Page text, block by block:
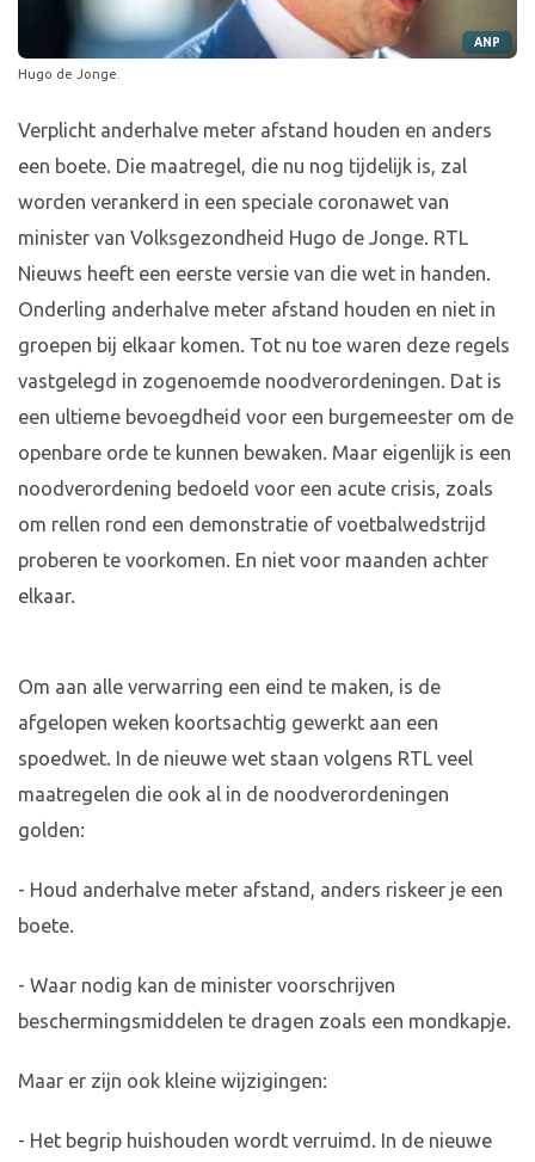
ANP
Hugo de Jonge.
Verplicht anderhalve meter afstand houden en anders
een boete. Die maatregel, die nu nog tijdelijk is, zal
worden verankerd in een speciale coronawet van
minister van Volksgezondheid Hugo de Jonge. RTL
Nieuws heeft een eerste versie van die wet in handen.
Onderling anderhalve meter afstand houden en niet in
groepen bij elkaar komen. Tot nu toe waren deze regels
vastgelegd in zogenoemde noodverordeningen. Dat is
een ultieme bevoegdheid voor een burgemeester om de
openbare orde te kunnen bewaken. Maar eigenlijk is een
noodverordening bedoeld voor een acute crisis, zoals
om rellen rond een demonstratie of voetbalwedstrijd
proberen te voorkomen. En niet voor maanden achter
elkaar.
Om aan alle verwarring een eind te maken, is de
afgelopen weken koortsachtig gewerkt aan een
spoedwet. In de nieuwe wet staan volgens RTL veel
maatregelen die ook al in de noodverordeningen
golden:
- Houd anderhalve meter afstand, anders riskeer je een
boete.
- Waar nodig kan de minister voorschrijven
beschermingsmiddelen te dragen zoals een mondkapje.
Maar er zijn ook kleine wijzigingen:
- Het begrip huishouden wordt verruimd. In de nieuwe